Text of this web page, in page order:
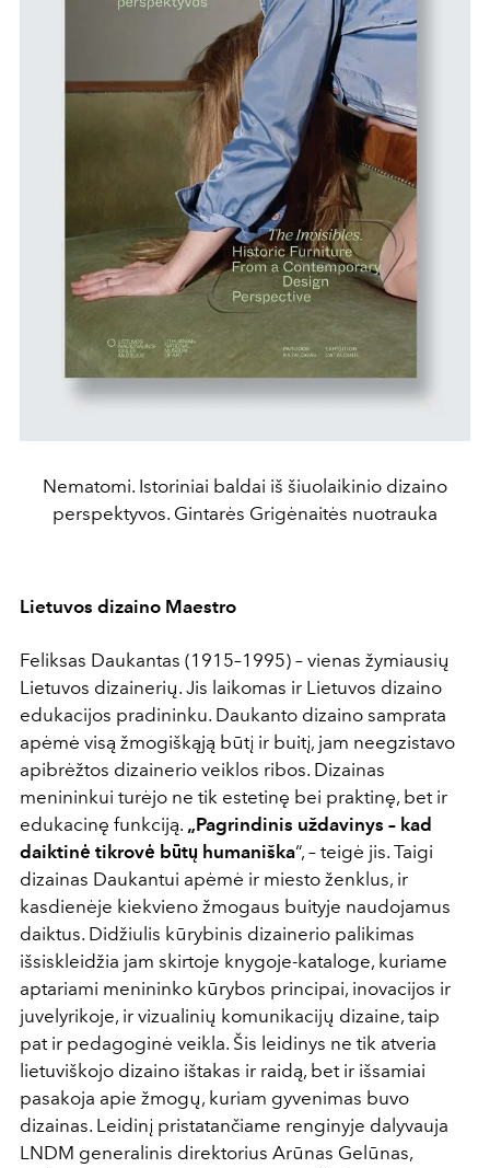
Nematomi. Istoriniai baldai iš šiuolaikinio dizaino
perspektyvos. Gintarės Grigėnaitės nuotrauka
Lietuvos dizaino Maestro
Feliksas Daukantas (1915–1995) – vienas žymiausių
Lietuvos dizainerių. Jis laikomas ir Lietuvos dizaino
edukacijos pradininku. Daukanto dizaino samprata
apėmė visą žmogiškąją būtį ir buitį, jam neegzistavo
apibrėžtos dizainerio veiklos ribos. Dizainas
menininkui turėjo ne tik estetinę bei praktinę, bet ir
edukacinę funkciją. „Pagrindinis uždavinys – kad
daiktinė tikrovė būtų humaniška“, – teigė jis. Taigi
dizainas Daukantui apėmė ir miesto ženklus, ir
kasdienėje kiekvieno žmogaus buityje naudojamus
daiktus. Didžiulis kūrybinis dizainerio palikimas
išsiskleidžia jam skirtoje knygoje-kataloge, kuriame
aptariami menininko kūrybos principai, inovacijos ir
juvelyrikoje, ir vizualinių komunikacijų dizaine, taip
pat ir pedagoginė veikla. Šis leidinys ne tik atveria
lietuviškojo dizaino ištakas ir raidą, bet ir išsamiai
pasakoja apie žmogų, kuriam gyvenimas buvo
dizainas. Leidinį pristatančiame renginyje dalyvauja
LNDM generalinis direktorius Arūnas Gelūnas,